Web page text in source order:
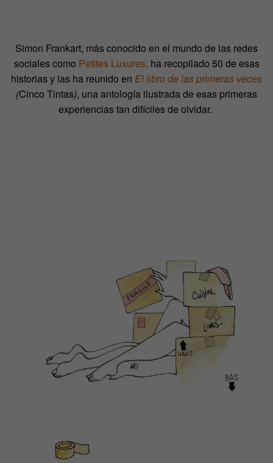
Simon Frankart, más conocido en el mundo de las redes
sociales como Petites Luxures, ha recopilado 50 de esas
historias y las ha reunido en El libro de las primeras veces
(Cinco Tintas), una antología ilustrada de esas primeras
experiencias tan difíciles de olvidar.